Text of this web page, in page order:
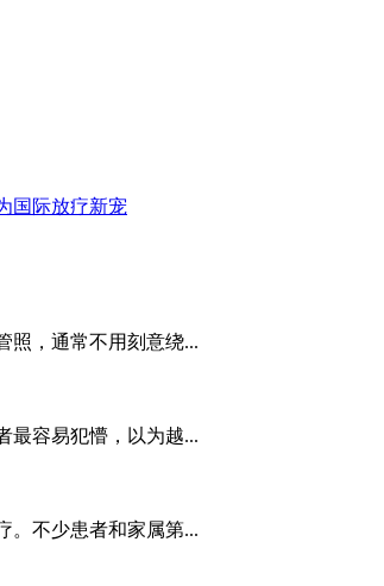
国际放疗新宠
照，通常不用刻意绕...
最容易犯懵，以为越...
。不少患者和家属第...